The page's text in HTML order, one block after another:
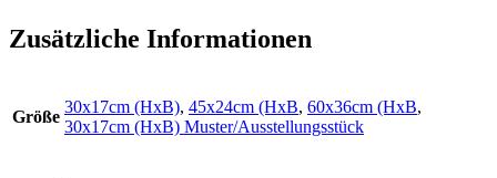
Zusätzliche Informationen
Größe
30x17cm (HxB), 45x24cm (HxB, 60x36cm (HxB,
30x17cm (HxB) Muster/Ausstellungsstück